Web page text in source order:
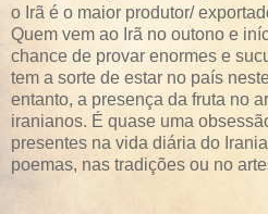
o Irã é o maior produtor/
Quem vem ao Irã no outono e
chance de provar enormes e
tem a sorte de estar no país
entanto, a presença da fruta no
iranianos. É quase uma
presentes na vida diária do
poemas, nas tradições ou no